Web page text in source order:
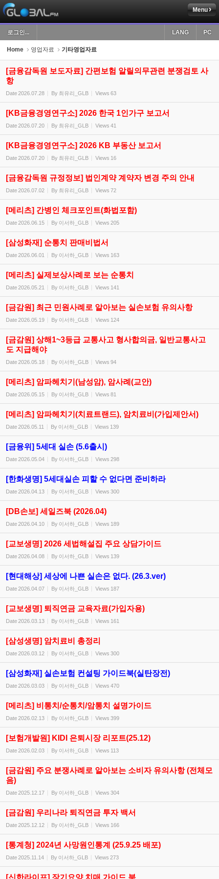
Menu
로그인... PC
LANG
Home 영업자료 기타영업자료
[금융감독원 보도자료] 간편보험 알릴의무관련 분쟁검토 사
항
Date2026.07.28 By 최유리_GLB Views 63
[KB금융경영연구소] 2026 한국 1인가구 보고서
Date2026.07.20 By 최유리_GLB Views 41
[KB금융경영연구소] 2026 KB 부동산 보고서
Date2026.07.20 By 최유리_GLB Views 16
[금융감독원 규정정보] 법인계약 계약자 변경 주의 안내
Date2026.07.02 By 최유리_GLB Views 72
[메리츠] 간병인 체크포인트(화법포함)
Date2026.06.15 By 이서하_GLB Views 205
[삼성화재] 순통치 판매비법서
Date2026.06.01 By 이서하_GLB Views 163
[메리츠] 실제보상사례로 보는 순통치
Date2026.05.21 By 이서하_GLB Views 141
[금감원] 최근 민원사례로 알아보는 실손보험 유의사항
Date2026.05.19 By 이서하_GLB Views 124
[금감원] 상해1~3등급 교통사고 형사합의금, 일반교통사고
도 지급해야
Date2026.05.18 By 이서하_GLB Views 94
[메리츠] 암파헤치기(남성암), 암사례(교안)
Date2026.05.15 By 이서하_GLB Views 81
[메리츠] 암파헤치기(치료트랜드), 암치료비(가입제안서)
Date2026.05.11 By 이서하_GLB Views 139
[금융위] 5세대 실손 (5.6출시)
Date2026.05.04 By 이서하_GLB Views 298
[한화생명] 5세대실손 피할 수 없다면 준비하라
Date2026.04.13 By 이서하_GLB Views 300
[DB손보] 세일즈북 (2026.04)
Date2026.04.10 By 이서하_GLB Views 189
[교보생명] 2026 세법해설집 주요 상담가이드
Date2026.04.08 By 이서하_GLB Views 139
[현대해상] 세상에 나쁜 실손은 없다. (26.3.ver)
Date2026.04.07 By 이서하_GLB Views 187
[교보생명] 퇴직연금 교육자료(가입자용)
Date2026.03.13 By 이서하_GLB Views 161
[삼성생명] 암치료비 총정리
Date2026.03.12 By 이서하_GLB Views 300
[삼성화재] 실손보험 컨설팅 가이드북(실탄장전)
Date2026.03.03 By 이서하_GLB Views 470
[메리츠] 비통치/순통치/암통치 설명가이드
Date2026.02.13 By 이서하_GLB Views 399
[보험개발원] KIDI 은퇴시장 리포트(25.12)
Date2026.02.03 By 이서하_GLB Views 113
[금감원] 주요 분쟁사례로 알아보는 소비자 유의사항 (전체모
음)
Date2025.12.17 By 이서하_GLB Views 304
[금감원] 우리나라 퇴직연금 투자 백서
Date2025.12.12 By 이서하_GLB Views 166
[통계청] 2024년 사망원인통계 (25.9.25 배포)
Date2025.11.14 By 이서하_GLB Views 273
[신한라이프] 장기요양,치매 가이드 북
Sketchbook5, 스케치북5
Sketchbook5, 스케치북5